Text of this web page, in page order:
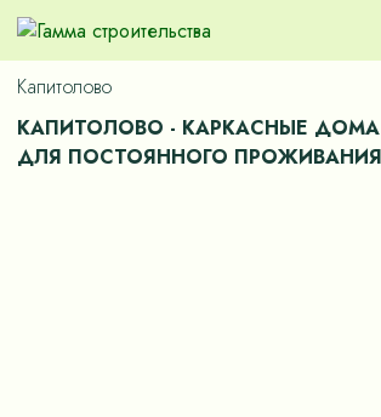
Капитолово
КАПИТОЛОВО - КАРКАСНЫЕ
ДЛЯ ПОСТОЯННОГО ПРОЖИВАНИЯ